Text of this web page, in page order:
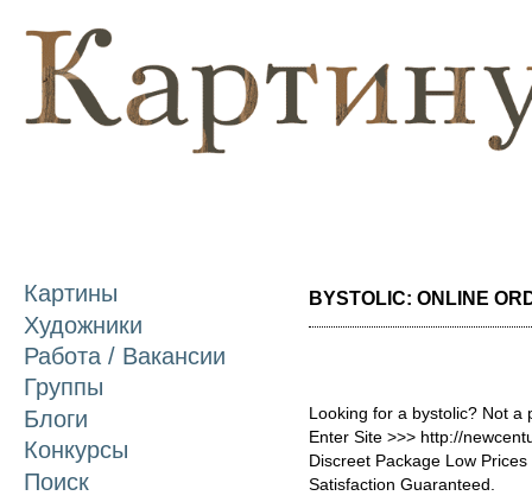
Картины
Художники
Работа / Вакансии
Группы
Блоги
Конкурсы
Поиск
BYSTOLIC: ONLINE
Looking for a bystolic? Not a
Enter Site >>> http://
Discreet Package Low
Satisfaction Guaranteed.